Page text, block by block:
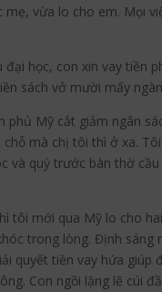
vừa lo cho em. Mọi
học, con xin vay tiền
sách vở mười mấy
Mỹ cắt giảm ngân
mà chị tôi thì ở xa.
quỳ trước bàn thờ
tôi mới qua Mỹ lo cho
trong lòng. Định sáng
quyết tiền vay hứa
Con ngồi lặng lẽ cúi